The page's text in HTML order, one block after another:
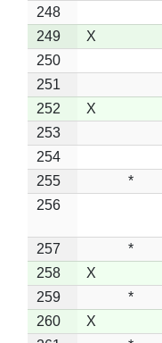
248
249
X
250
251
252
X
253
254
255
*
256
257
*
258
X
259
*
260
X